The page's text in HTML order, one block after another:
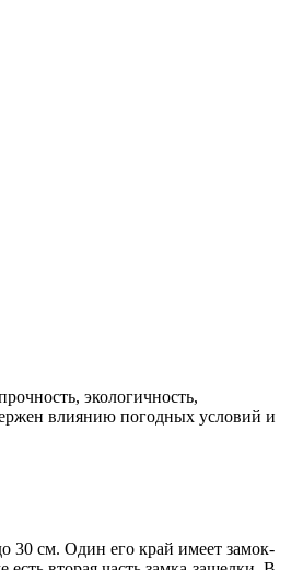
экологичность,
влиянию погодных условий и
30 см. Один его край имеет замок-